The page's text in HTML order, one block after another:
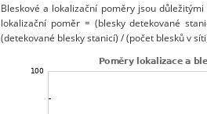
Bleskové a lokalizační poměry jsou
lokalizační poměr = (blesky detekované
(detekované blesky stanicí) / (počet blesků v